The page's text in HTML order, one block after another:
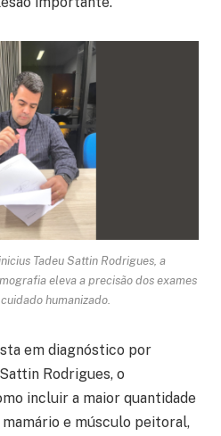
Tadeu Sattin Rodrigues, a
eleva a precisão dos exames
humanizado.
em diagnóstico por
Rodrigues, o
incluir a maior quantidade
e músculo peitoral,